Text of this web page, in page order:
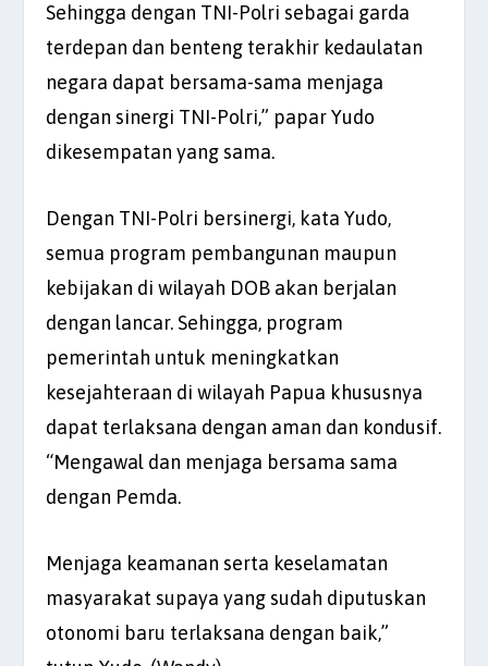
Sehingga dengan TNI-Polri sebagai garda
terdepan dan benteng terakhir kedaulatan
negara dapat bersama-sama menjaga
dengan sinergi TNI-Polri,” papar Yudo
dikesempatan yang sama.
Dengan TNI-Polri bersinergi, kata Yudo,
semua program pembangunan maupun
kebijakan di wilayah DOB akan berjalan
dengan lancar. Sehingga, program
pemerintah untuk meningkatkan
kesejahteraan di wilayah Papua khususnya
dapat terlaksana dengan aman dan kondusif.
“Mengawal dan menjaga bersama sama
dengan Pemda.
Menjaga keamanan serta keselamatan
masyarakat supaya yang sudah diputuskan
otonomi baru terlaksana dengan baik,”